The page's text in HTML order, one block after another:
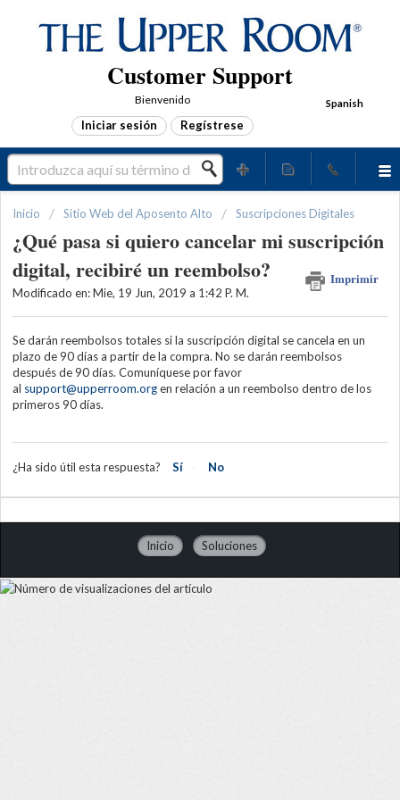
Customer Support
Spanish
Bienvenido
Iniciar sesión Regístrese
Inicio Sitio Web del Aposento Alto Suscripciones Digitales
¿Qué pasa si quiero cancelar mi suscripción
digital, recibiré un reembolso?
Imprimir
Modificado en: Mie, 19 Jun, 2019 a 1:42 P. M.
Se darán reembolsos totales si la suscripción digital se cancela en un
plazo de 90 días a partir de la compra. No se darán reembolsos
después de 90 días. Comuníquese por favor
al support@upperroom.orgen relación a un reembolso dentro de los
primeros 90 días.
¿Ha sido útil esta respuesta? Sí No
Inicio Soluciones